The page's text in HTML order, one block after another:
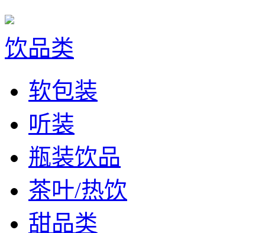
饮品类
软包装
听装
瓶装饮品
茶叶/热饮
甜品类